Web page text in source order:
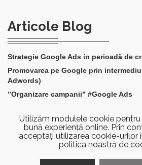
Articole Blog
Strategie Google Ads in perioadă de
Promovarea pe Google prin
Adwords)
”Organizare campanii” #Google Ads
”Pozitionarea anunturilor” #Google
Utilizăm modulele cookie
bună experiență online. Prin
acceptați utilizarea cookie-urilor
politica noastră de